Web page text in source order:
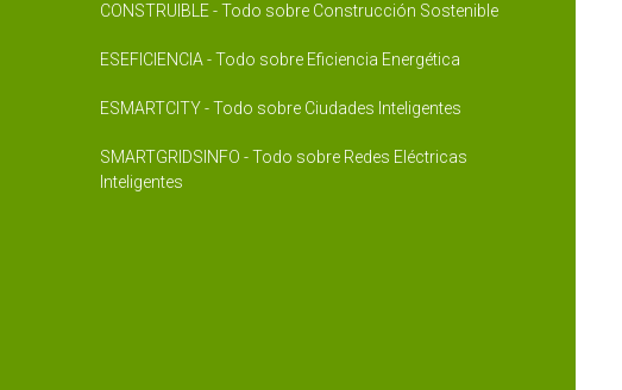
CONSTRUIBLE - Todo sobre Construcción Sostenible
ESEFICIENCIA - Todo sobre Eficiencia Energética
ESMARTCITY - Todo sobre Ciudades Inteligentes
SMARTGRIDSINFO - Todo sobre Redes Eléctricas
Inteligentes